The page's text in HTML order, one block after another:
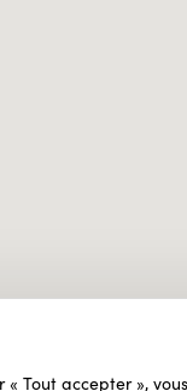
« Tout accepter »,